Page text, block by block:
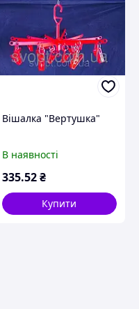
Вішалка "Вертушка"
В наявності
335.52₴
Купити